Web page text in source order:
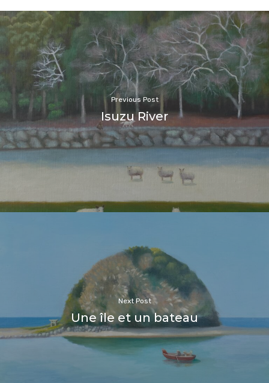
Previous Post
Isuzu River
Next Post
Une île et un bateau